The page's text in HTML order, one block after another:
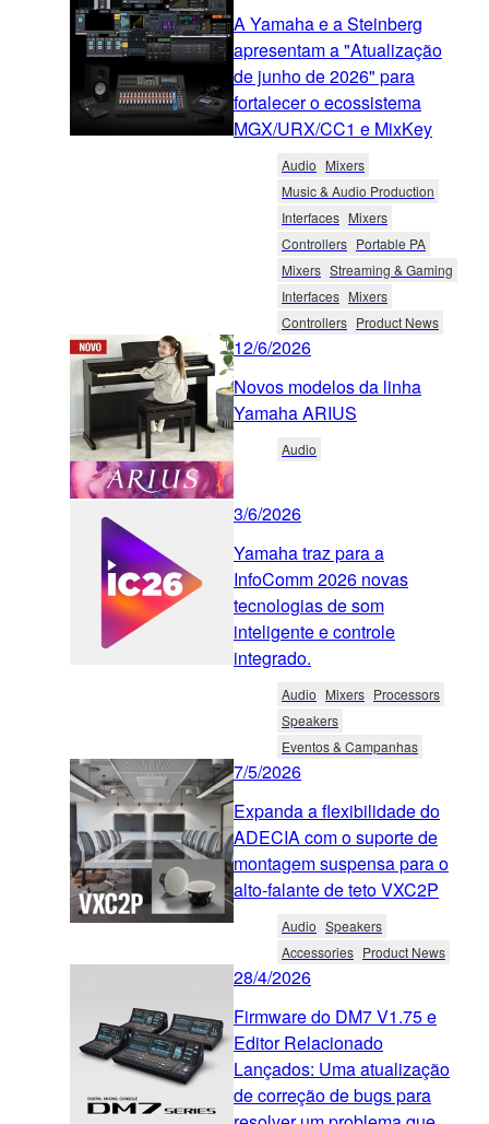
A Yamaha e a Steinberg
apresentam a "Atualização
de junho de 2026" para
fortalecer o ecossistema
MGX/URX/CC1 e MixKey
Audio Mixers
Music & Audio Production
Interfaces Mixers
Controllers Portable PA
Mixers Streaming & Gaming
Interfaces Mixers
Controllers Product News
12/6/2026
Novos modelos da linha
Yamaha ARIUS
Audio
3/6/2026
Yamaha traz para a
InfoComm 2026 novas
tecnologias de som
inteligente e controle
integrado.
Audio Mixers Processors
Speakers
Eventos & Campanhas
7/5/2026
Expanda a flexibilidade do
ADECIA com o suporte de
montagem suspensa para o
alto-falante de teto VXC2P
Audio Speakers
Accessories Product News
28/4/2026
Firmware do DM7 V1.75 e
Editor Relacionado
Lançados: Uma atualização
de correção de bugs para